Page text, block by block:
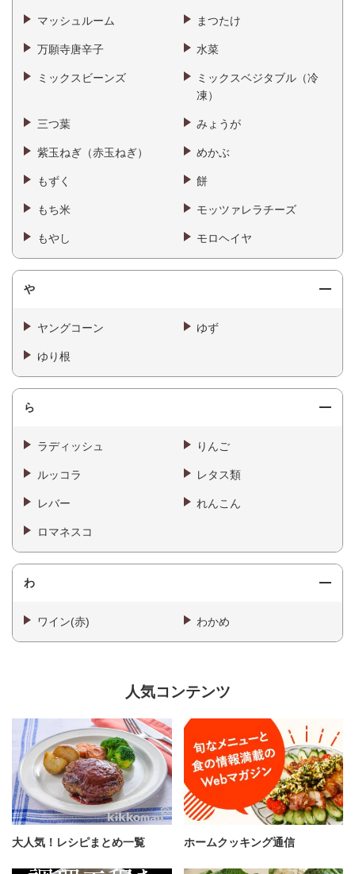
マッシュルーム まつたけ
万願寺唐辛子 水菜
ミックスビーンズ
ミックスベジタブル（冷
凍）
三つ葉 みょうが
紫玉ねぎ（赤玉ねぎ） めかぶ
もずく 餅
もち米 モッツァレラチーズ
もやし モロヘイヤ
や
ヤングコーン ゆず
ゆり根
ら
ラディッシュ りんご
ルッコラ レタス類
レバー れんこん
ロマネスコ
わ
ワイン(赤) わかめ
人気コンテンツ
大人気！レシピまとめ一覧 ホームクッキング通信